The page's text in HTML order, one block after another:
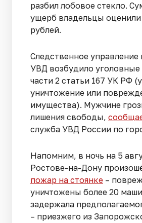
разбил лобовое стекло.
ущерб владельцы оценили
рублей.
Следственное управление
УВД возбудило уголовные
части 2 статьи 167 УК РФ
уничтожение или
имущества). Мужчине
лишения свободы,
служба УВД России по
Напомним, в ночь на 5
Ростове-на-Дону
пожар на стоянке –
уничтожены более 20
задержала
– приезжего из